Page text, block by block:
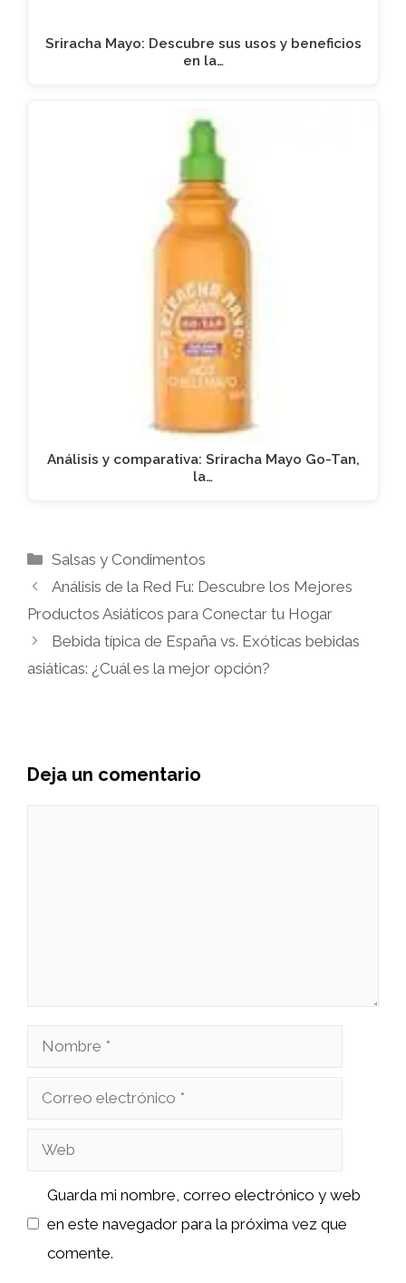
Sriracha Mayo: Descubre sus usos y beneficios
en la…
Análisis y comparativa: Sriracha Mayo Go-Tan,
la…
Categorías
Salsas y Condimentos
Análisis de la Red Fu: Descubre los Mejores
Productos Asiáticos para Conectar tu Hogar
Bebida típica de España vs. Exóticas bebidas
asiáticas: ¿Cuál es la mejor opción?
Deja un comentario
Nombre
Correo
Web
Guarda mi nombre, correo electrónico y web
en este navegador para la próxima vez que
comente.